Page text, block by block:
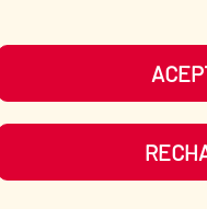
SOCIAL MEDIA